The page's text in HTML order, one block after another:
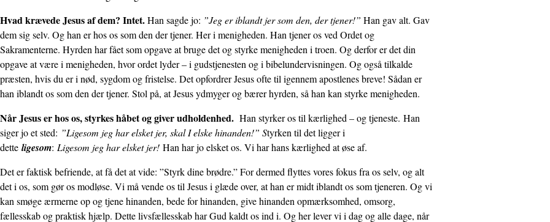
Hvad krævede Jesus af dem? Intet.Han sagde jo: ”Jeg er iblandt jer som den, der tjener!” Han gav alt. Gav
dem sig selv. Og han er hos os som den der tjener. Her i menigheden. Han tjener os ved Ordet og
Sakramenterne. Hyrden har fået som opgave at bruge det og styrke menigheden i troen. Og derfor er det din
opgave at være i menig­heden, hvor ordet lyder – i gudstjenesten og i bibelundervisningen. Og også tilkalde
præsten, hvis du er i nød, sygdom og fristelse. Det opfordrer Jesus ofte til igennem apostlenes breve! Sådan er
han iblandt os som den der tjener. Stol på, at Jesus ydmyger og bærer hyrden, så han kan styrke menigheden.
Når Jesus er hos os, styrkes håbet og giver udholdenhed. Han styrker os til kærlighed – og tjeneste. Han
siger jo et sted: ”Ligesom jeg har elsket jer, skal I elske hinanden!” Styrken til det ligger i
dette ligesom: Ligesom jeg har elsket jer! Han har jo elsket os. Vi har hans kærlighed at øse af.
Det er faktisk befriende, at få det at vide: ”Styrk dine brødre.” For dermed flyttes vores fokus fra os selv, og alt
det i os, som gør os modløse. Vi må vende os til Jesus i glæde over, at han er midt iblandt os som tjeneren. Og vi
kan smøge ærmerne op og tjene hinanden, bede for hinanden, give hinanden opmærksomhed, omsorg,
fællesskab og praktisk hjælp. Dette livsfællesskab har Gud kaldt os ind i. Og her lever vi i dag og alle dage, når